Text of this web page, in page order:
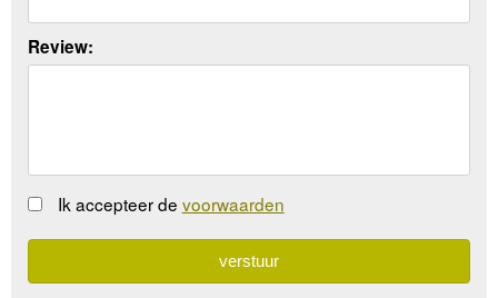
Review:
Ik accepteer de voorwaarden